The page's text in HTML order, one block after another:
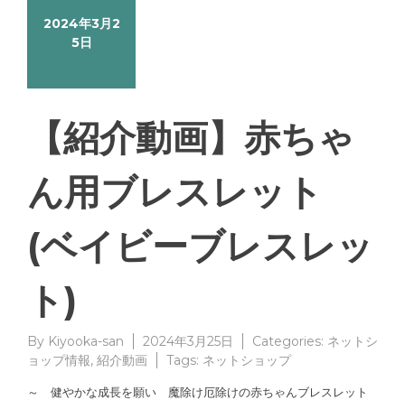
2024年3月2
5日
【紹介動画】赤ちゃ
ん用ブレスレット
(ベイビーブレスレッ
ト)
By Kiyooka-san 2024年3月25日 Categories: ネットシ
ョップ情報, 紹介動画 Tags: ネットショップ
～ 健やかな成長を願い 魔除け厄除けの赤ちゃんブレスレット